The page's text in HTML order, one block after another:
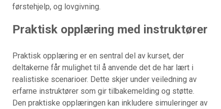
førstehjelp, og lovgivning.
Praktisk opplæring med instruktører
Praktisk opplæring er en sentral del av kurset, der
deltakerne får mulighet til å anvende det de har lært i
realistiske scenarioer. Dette skjer under veiledning av
erfarne instruktører som gir tilbakemelding og støtte.
Den praktiske opplæringen kan inkludere simuleringer av